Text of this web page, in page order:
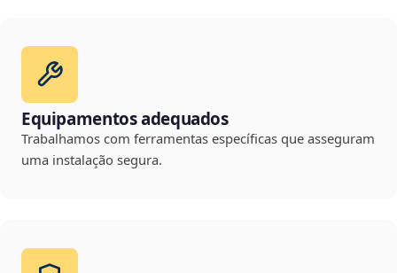
Equipamentos adequados
Trabalhamos com ferramentas específicas que asseguram
uma instalação segura.